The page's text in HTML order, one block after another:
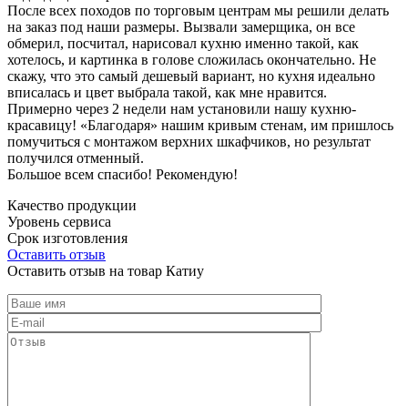
После всех походов по торговым центрам мы решили делать
на заказ под наши размеры. Вызвали замерщика, он все
обмерил, посчитал, нарисовал кухню именно такой, как
хотелось, и картинка в голове сложилась окончательно. Не
скажу, что это самый дешевый вариант, но кухня идеально
вписалась и цвет выбрала такой, как мне нравится.
Примерно через 2 недели нам установили нашу кухню-
красавицу! «Благодаря» нашим кривым стенам, им пришлось
помучиться с монтажом верхних шкафчиков, но результат
получился отменный.
Большое всем спасибо! Рекомендую!
Качество продукции
Уровень сервиса
Срок изготовления
Оставить отзыв
Оставить отзыв на товар Катиу